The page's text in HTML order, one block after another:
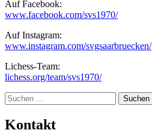
Auf Facebook:
www.facebook.com/svs1970/
Auf Instagram:
www.instagram.com/svgsaarbruecken/
Lichess-Team:
lichess.org/team/svs1970/
Suche
Kontakt